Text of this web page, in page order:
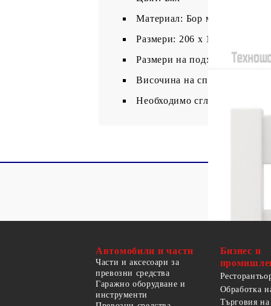
Материал: Бор масив,
Размери: 206 x 126 x 66 см
Размери на подходящ
Височина на спане от
Необходимо сглобяване: Да
Автомобили и части
Части и аксесоари за
превозни средства
Гаражно оборудване и
инструменти
Бизнес и
Обработка
Търговия